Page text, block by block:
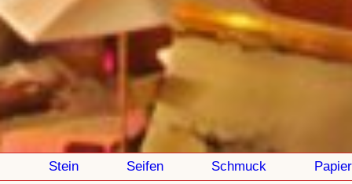
Stein Seifen Schmuck Papier